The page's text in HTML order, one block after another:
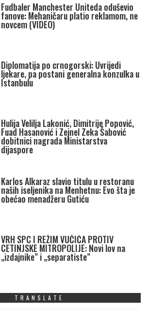
Fudbaler Manchester Uniteda oduševio
fanove: Mehaničaru platio reklamom, ne
novcem (VIDEO)
Diplomatija po crnogorski: Uvrijedi
ljekare, pa postani generalna konzulka u
Istanbulu
Hulija Velilja Lakonić, Dimitrije Popović,
Fuad Hasanović i Zejnel Zeka Šabović
dobitnici nagrada Ministarstva
dijaspore
Karlos Alkaraz slavio titulu u restoranu
naših iseljenika na Menhetnu: Evo šta je
obećao menadžeru Gutiću
VRH SPC I REŽIM VUČIĆA PROTIV
CETINJSKE MITROPOLIJE: Novi lov na
„izdajnike” i „separatiste”
TRANSLATE